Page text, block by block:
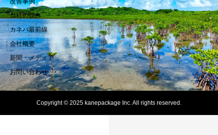
当社の強み
カネパ最前線
会社概要
新聞・メディア
お問い合わせ
Copyright © 2025 kanepackage Inc. All rights reserved.